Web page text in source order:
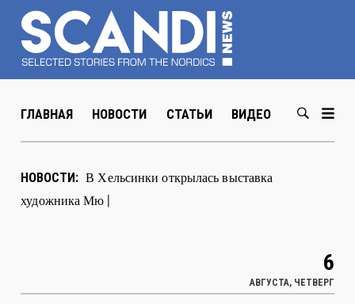
ГЛАВНАЯ НОВОСТИ СТАТЬИ ВИДЕО ABOUT US
НОВОСТИ: В Хельсинки открылась выставка
художника Мюда Мечева
6
АВГУСТА, ЧЕТВЕРГ